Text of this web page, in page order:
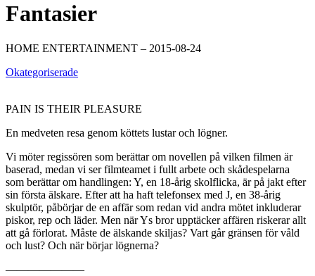
Fantasier
HOME ENTERTAINMENT – 2015-08-24
Okategoriserade
PAIN IS THEIR PLEASURE
En medveten resa genom köttets lustar och lögner.
Vi möter regissören som berättar om novellen på vilken filmen är
baserad, medan vi ser filmteamet i fullt arbete och skådespelarna
som berättar om handlingen: Y, en 18-årig skolflicka, är på jakt efter
sin första älskare. Efter att ha haft telefonsex med J, en 38-årig
skulptör, påbörjar de en affär som redan vid andra mötet inkluderar
piskor, rep och läder. Men när Ys bror upptäcker affären riskerar allt
att gå förlorat. Måste de älskande skiljas? Vart går gränsen för våld
och lust? Och när börjar lögnerna?
———————